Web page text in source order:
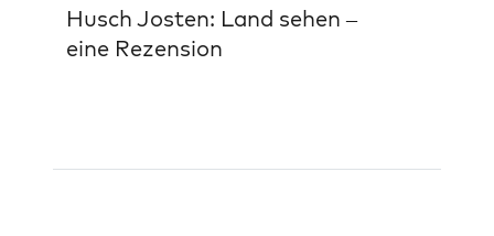
Husch Josten: Land sehen –
eine Rezension